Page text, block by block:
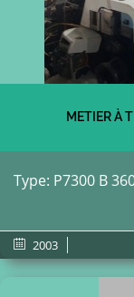
METIER À
Type: P7300 B
2003